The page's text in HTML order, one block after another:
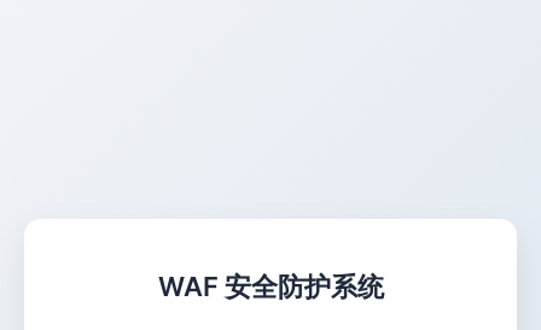
WAF 安全防护系统